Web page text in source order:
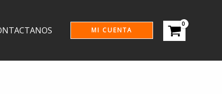
MI CUENTA